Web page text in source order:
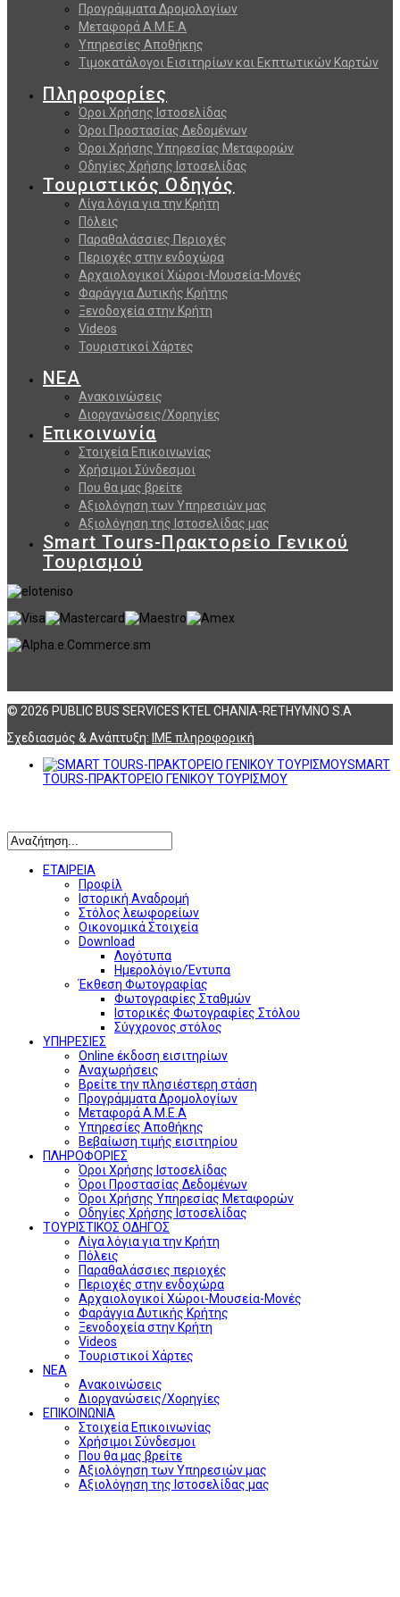
Προγράμματα Δρομολογίων
Μεταφορά Α.Μ.Ε.Α
Υπηρεσίες Αποθήκης
Τιμοκατάλογοι Εισιτηρίων και Εκπτωτικών Καρτών
Πληροφορίες
Όροι Χρήσης Ιστοσελίδας
Όροι Προστασίας Δεδομένων
Όροι Χρήσης Υπηρεσίας Μεταφορών
Οδηγίες Χρήσης Ιστοσελίδας
Τουριστικός Οδηγός
Λίγα λόγια για την Κρήτη
Πόλεις
Παραθαλάσσιες Περιοχές
Περιοχές στην ενδοχώρα
Αρχαιολογικοί Χώροι-Μουσεία-Μονές
Φαράγγια Δυτικής Κρήτης
Ξενοδοχεία στην Κρήτη
Videos
Τουριστικοί Χάρτες
ΝΕΑ
Ανακοινώσεις
Διοργανώσεις/Χορηγίες
Επικοινωνία
Στοιχεία Επικοινωνίας
Χρήσιμοι Σύνδεσμοι
Που θα μας βρείτε
Αξιολόγηση των Υπηρεσιών μας
Αξιολόγηση της Ιστοσελίδας μας
Smart Tours-Πρακτορείο Γενικού
Τουρισμού
© 2026 PUBLIC BUS SERVICES KTEL CHANIA-RETHYMNO S.A
Σχεδιασμός & Ανάπτυξη: ΙΜΕ πληροφορική
SMART
TOURS-ΠΡΑΚΤΟΡΕΙΟ ΓΕΝΙΚΟΥ ΤΟΥΡΙΣΜΟΥ
ΕΤΑΙΡΕΙΑ
Προφίλ
Ιστορική Αναδρομή
Στόλος λεωφορείων
Οικονομικά Στοιχεία
Download
Λογότυπα
Ημερολόγιο/Έντυπα
Έκθεση Φωτογραφίας
Φωτογραφίες Σταθμών
Ιστορικές Φωτογραφίες Στόλου
Σύγχρονος στόλος
ΥΠΗΡΕΣΙΕΣ
Online έκδοση εισιτηρίων
Αναχωρήσεις
Βρείτε την πλησιέστερη στάση
Προγράμματα Δρομολογίων
Μεταφορά Α.Μ.Ε.Α
Υπηρεσίες Αποθήκης
Βεβαίωση τιμής εισιτηρίου
ΠΛΗΡΟΦΟΡΙΕΣ
Όροι Χρήσης Ιστοσελίδας
Όροι Προστασίας Δεδομένων
Όροι Χρήσης Υπηρεσίας Μεταφορών
Οδηγίες Χρήσης Ιστοσελίδας
ΤΟΥΡΙΣΤΙΚΟΣ ΟΔΗΓΟΣ
Λίγα λόγια για την Κρήτη
Πόλεις
Παραθαλάσσιες περιοχές
Περιοχές στην ενδοχώρα
Αρχαιολογικοί Χώροι-Μουσεία-Μονές
Φαράγγια Δυτικής Κρήτης
Ξενοδοχεία στην Κρήτη
Videos
Τουριστικοί Χάρτες
ΝΕΑ
Ανακοινώσεις
Διοργανώσεις/Χορηγίες
ΕΠΙΚΟΙΝΩΝΙΑ
Στοιχεία Επικοινωνίας
Χρήσιμοι Σύνδεσμοι
Που θα μας βρείτε
Αξιολόγηση των Υπηρεσιών μας
Αξιολόγηση της Ιστοσελίδας μας